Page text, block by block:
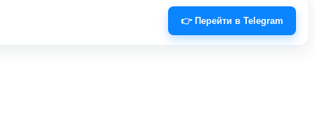
👉 Перейти в Telegram